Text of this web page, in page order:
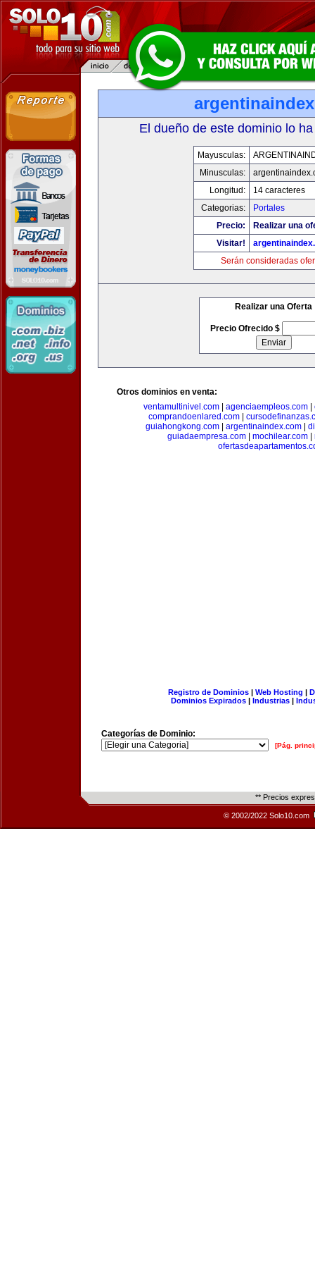
El dueño de este dominio lo
Mayusculas:
Minusculas:
Longitud:
14 caracteres
Categorias:
Portales
Precio:
Realizar una
Visitar!
Serán consideradas
Realizar una Oferta
Precio Ofrecido $
Otros dominios en venta:
ventamultinivel.com| agenciaempleos.com|
comprandoenlared.com|
guiahongkong.com| argentinaindex.com|
guiadaempresa.com
mochilear.com
Registro de Dominios| Web Hosting |
Dominios Expirados | Industrias |
Categorías de Dominio:
[Pág.
** Precios
© 2002/2022 Solo10.com